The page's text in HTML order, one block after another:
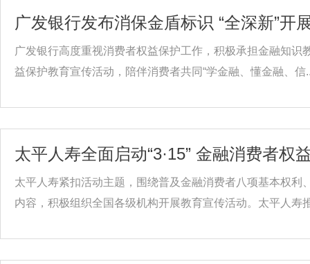
广发银行发布消保金盾标识 “全深新”开
广发银行高度重视消费者权益保护工作，积极承担金融知识
益保护教育宣传活动，陪伴消费者共同“学金融、懂金融、信
太平人寿全面启动“3·15” 金融消费者权
太平人寿紧扣活动主题，围绕普及金融消费者八项基本权利
内容，积极组织全国各级机构开展教育宣传活动。太平人寿